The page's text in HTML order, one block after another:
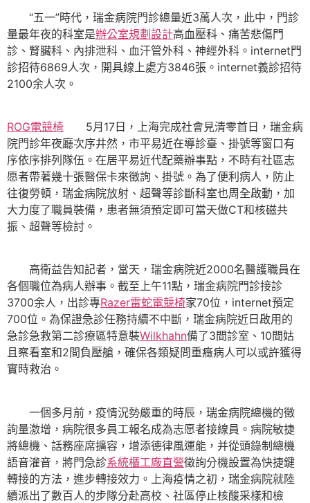
“五一”時代，瑞金病院門診總量近3萬人次，此中，門診
量最年夜的科室是辦公室規劃設計高血壓科、痛苦悲傷門
診、腎臟科、內排泄科、血汗管外科、神經外科。internet門
診招待6869人次，開具線上處方3846張。internet義診招待
2100余人次。
ROG電競椅 5月17日，上海完成社會見清零首日，瑞金病
院門診年夜廳次序井然，市平易近在導診臺、掛號等窗口有
序依序排列隊伍。在居平易近代配藥辦事點，不時有社區志
愿者帶著幾十張醫保卡來徵詢、掛號。為了便利病人，防止
往復勞頓，瑞金病院放射、超聲等診斷科室也周全啟動，加
大力度了職員裝備，患者無須預定即可當天做CT和核磁共
振、超聲等檢討。
高衛益告知記者，當天，瑞金病院近2000名醫護職員在
各個職位為病人辦事。截至上午11點，瑞金病院門診接診
3700余人，出診專Razer雷蛇電競椅家70位，internet預定
700位。為保證急診任務持續不中斷，瑞金病院近日啟用的
急診急救第二診療區特意裝Wilkhahn備了3間診室、10間姑
且察看室和2間負壓艙，確保各類疑問重癥病人可以或許獲得
實時救治。
一個多月前，疫情況勢嚴重的時辰，瑞金病院總機的徵
詢量激增，病院很多員工報名成為志愿者接線員。病院敏捷
將總機、話務座席擴容，增添德律風運能，并從頭錄制總機
語音灌音，將門急診系統櫃工廠直營徵詢分機設置為快捷鍵
轉接的方法，進步轉接效力。上海疫情之初，瑞金病院就陸
續派出了數百人的步隊分赴高校、社區停止核酸采樣和檢